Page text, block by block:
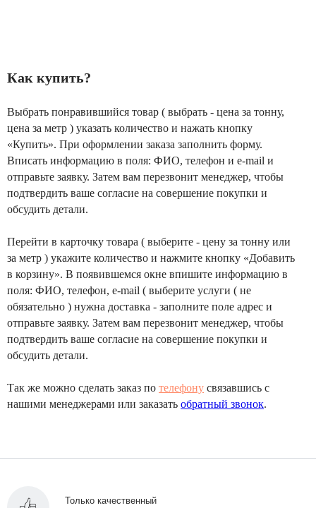
Как купить?
Выбрать понравившийся товар ( выбрать - цена за тонну,
цена за метр ) указать количество и нажать кнопку
«Купить». При оформлении заказа заполнить форму.
Вписать информацию в поля: ФИО, телефон и e-mail и
отправьте заявку. Затем вам перезвонит менеджер, чтобы
подтвердить ваше согласие на совершение покупки и
обсудить детали.
Перейти в карточку товара ( выберите - цену за тонну или
за метр ) укажите количество и нажмите кнопку «Добавить
в корзину». В появившемся окне впишите информацию в
поля: ФИО, телефон, e-mail ( выберите услуги ( не
обязательно ) нужна доставка - заполните поле адрес и
отправьте заявку. Затем вам перезвонит менеджер, чтобы
подтвердить ваше согласие на совершение покупки и
обсудить детали.
Так же можно сделать заказ по телефону связавшись с
нашими менеджерами или заказать обратный звонок.
Только качественный